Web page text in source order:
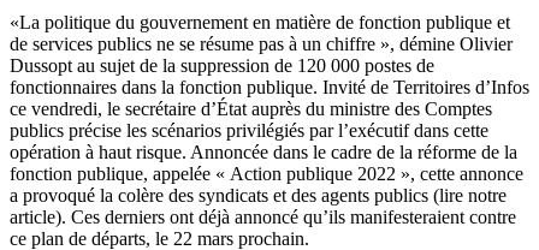
«La politique du gouvernement en matière de fonction publique et
de services publics ne se résume pas à un chiffre », démine Olivier
Dussopt au sujet de la suppression de 120 000 postes de
fonctionnaires dans la fonction publique. Invité de Territoires d’Infos
ce vendredi, le secrétaire d’État auprès du ministre des Comptes
publics précise les scénarios privilégiés par l’exécutif dans cette
opération à haut risque. Annoncée dans le cadre de la réforme de la
fonction publique, appelée « Action publique 2022 », cette annonce
a provoqué la colère des syndicats et des agents publics (lire notre
article). Ces derniers ont déjà annoncé qu’ils manifesteraient contre
ce plan de départs, le 22 mars prochain.